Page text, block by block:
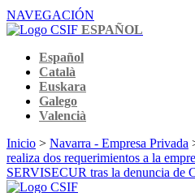
NAVEGACIÓN
ESPAÑOL
Español
Català
Euskara
Galego
Valencià
Inicio > Navarra - Empresa Privada
realiza dos requerimientos a la
SERVISECUR tras la denuncia de